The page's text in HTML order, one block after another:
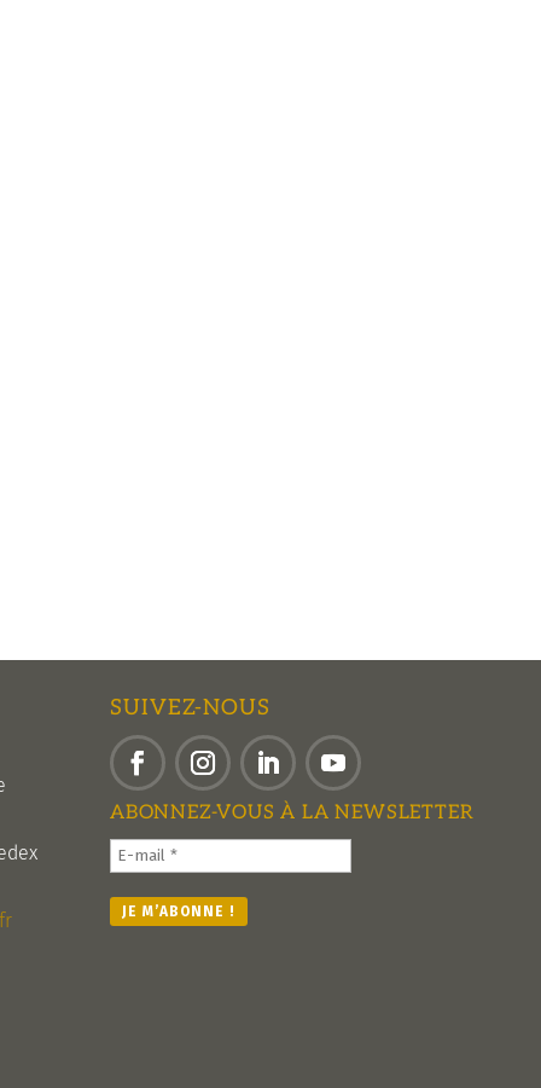
SUIVEZ-NOUS
FacebookInstagramLinkedInYouTube
ABONNEZ-VOUS À LA NEWSLETTER